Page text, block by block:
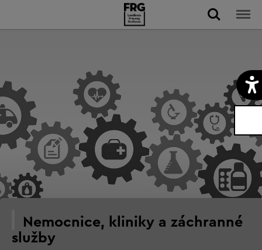
Nemocnice, kliniky a záchranné
služby